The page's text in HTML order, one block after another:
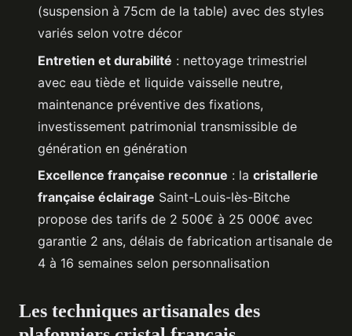
(suspension à 75cm de la table) avec des styles
variés selon votre décor
Entretien et durabilité : nettoyage trimestriel
avec eau tiède et liquide vaisselle neutre,
maintenance préventive des fixations,
investissement patrimonial transmissible de
génération en génération
Excellence française reconnue : la cristallerie
française éclairage Saint-Louis-lès-Bitche
propose des tarifs de 2 500€ à 25 000€ avec
garantie 2 ans, délais de fabrication artisanale de
4 à 16 semaines selon personnalisation
Les techniques artisanales des